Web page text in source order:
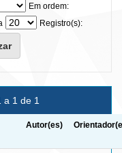
Em ordem:
Registro(s):
a 1 de 1
Autor(es)